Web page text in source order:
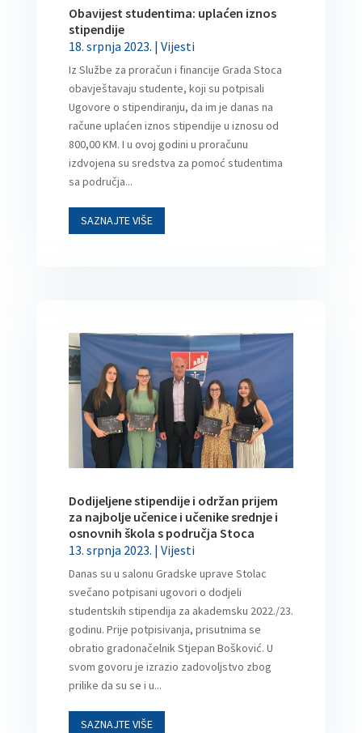
Obavijest studentima: uplaćen iznos
stipendije
18. srpnja 2023. | Vijesti
Iz Službe za proračun i financije Grada Stoca
obavještavaju studente, koji su potpisali
Ugovore o stipendiranju, da im je danas na
račune uplaćen iznos stipendije u iznosu od
800,00 KM. I u ovoj godini u proračunu
izdvojena su sredstva za pomoć studentima
sa područja...
SAZNAJTE VIŠE
Dodijeljene stipendije i održan prijem
za najbolje učenice i učenike srednje i
osnovnih škola s područja Stoca
13. srpnja 2023. | Vijesti
Danas su u salonu Gradske uprave Stolac
svečano potpisani ugovori o dodjeli
studentskih stipendija za akademsku 2022./23.
godinu. Prije potpisivanja, prisutnima se
obratio gradonačelnik Stjepan Bošković. U
svom govoru je izrazio zadovoljstvo zbog
prilike da su se i u...
SAZNAJTE VIŠE